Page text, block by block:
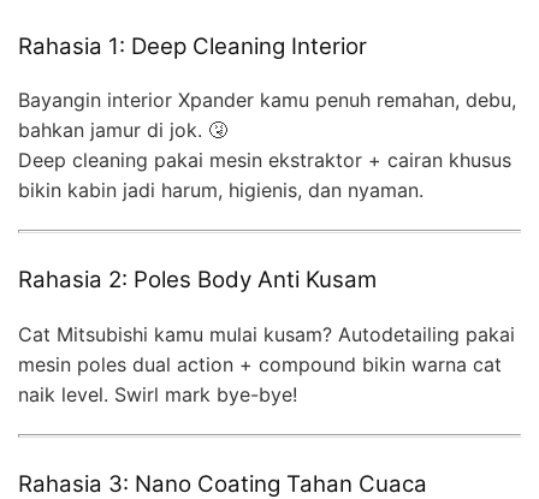
Rahasia 1: Deep Cleaning Interior
Bayangin interior Xpander kamu penuh remahan, debu,
bahkan jamur di jok. 🤧
Deep cleaning pakai mesin ekstraktor + cairan khusus
bikin kabin jadi harum, higienis, dan nyaman.
Rahasia 2: Poles Body Anti Kusam
Cat Mitsubishi kamu mulai kusam? Autodetailing pakai
mesin poles dual action + compound bikin warna cat
naik level. Swirl mark bye-bye!
Rahasia 3: Nano Coating Tahan Cuaca